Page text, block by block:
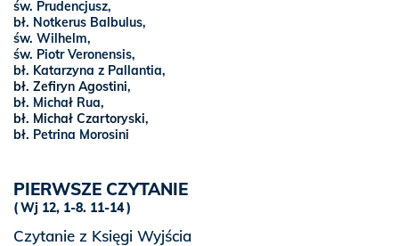
św. Prudencjusz,
bł. Notkerus Balbulus,
św. Wilhelm,
św. Piotr Veronensis,
bł. Katarzyna z Pallantia,
bł. Zefiryn Agostini,
bł. Michał Rua,
bł. Michał Czartoryski,
bł. Petrina Morosini
PIERWSZE CZYTANIE
Wj 12, 1-8. 11-14
Czytanie z Księgi Wyjścia